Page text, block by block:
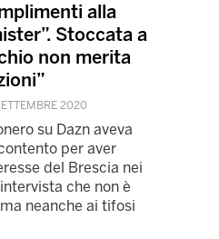
alla
Stoccata a
non merita
2020
su Dazn aveva
per aver
del Brescia nei
che non è
neanche ai tifosi